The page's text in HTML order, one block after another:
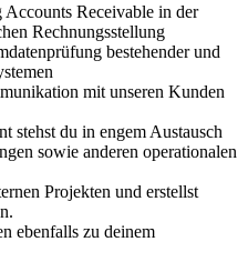
Receivable in der
Rechnungsstellung
bestehender und
mit unseren Kunden
stehst du in engem Austausch
sowie anderen operationalen
Projekten und erstellst
ebenfalls zu deinem